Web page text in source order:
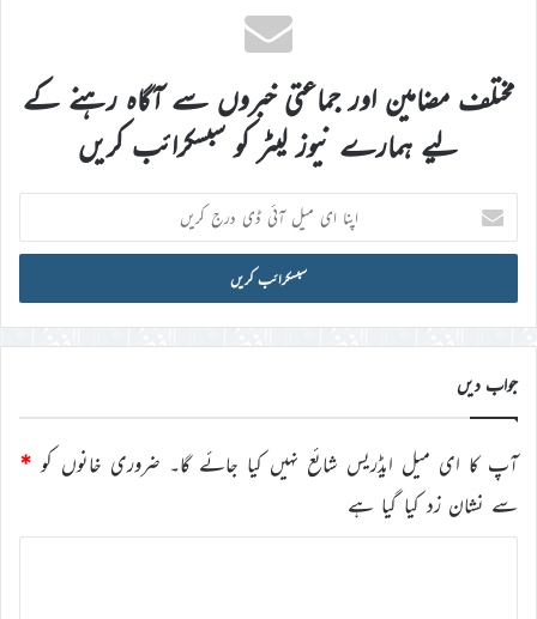
مختلف مضامین اور جماعتی خبروں سے آگاہ رہنے کے
لیے ہمارے نیوز لیٹر کو سبسکرائب کریں
اپنا
ای
میل
ڈی
درج
کریں
جواب دیں
آپ کا ای میل ایڈریس شائع نہیں کیا جائے گا۔ ضروری خانوں کو *
سے نشان زد کیا گیا ہے